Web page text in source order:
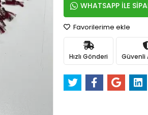
WHATSAPP İLE
Favorilerime ekle
Hızlı Gönderi Güvenli